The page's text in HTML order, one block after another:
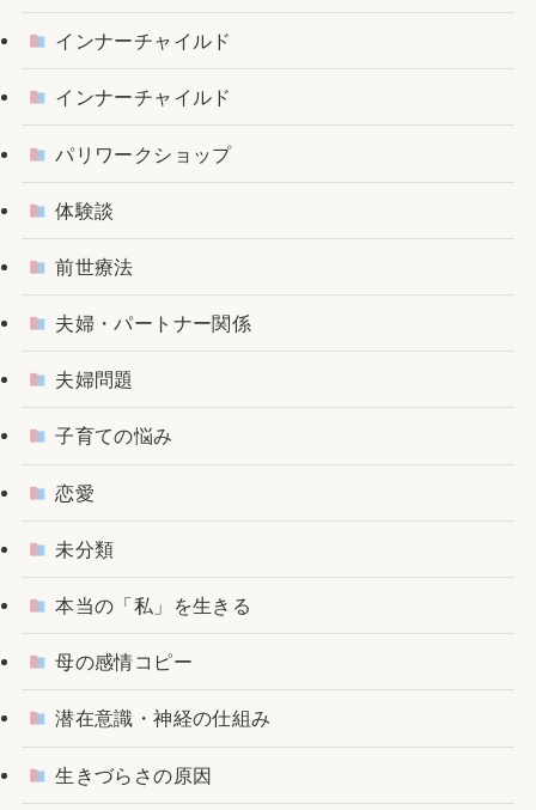
インナーチャイルド
インナーチャイルド
パリワークショップ
体験談
前世療法
夫婦・パートナー関係
夫婦問題
子育ての悩み
恋愛
未分類
本当の「私」を生きる
母の感情コピー
潜在意識・神経の仕組み
生きづらさの原因